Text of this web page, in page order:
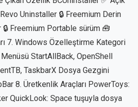
Uninstaller 🔒 Freemium Derin
Freemium Portable sürüm 🧰
7. Windows Özelleştirme Kategori
StartAllBack, OpenShell
TaskbarX Dosya Gezgini
8. Üretkenlik Araçları PowerToys:
QuickLook: Space tuşuyla dosya